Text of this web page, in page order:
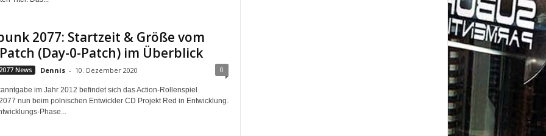
2077: Startzeit & Größe vom
(Day-0-Patch) im Überblick
News Dennis - 10. Dezember 2020 0
im Jahr 2012 befindet sich das Action-Rollenspiel
nun beim polnischen Entwickler CD Projekt Red in Entwicklung.
Phase...